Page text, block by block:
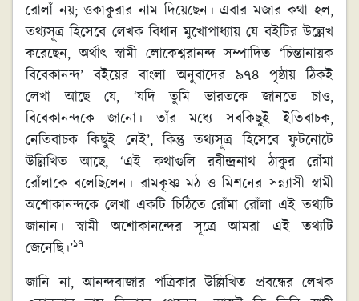
রোলাঁ নয়; ওকাকুরার নাম দিয়েছেন। এবার মজার কথা হল,
তথ্যসূত্র হিসেবে লেখক বিধান মুখোপাধ্যায় যে বইটির উল্লেখ
করেছেন, অর্থাৎ স্বামী লোকেশ্বরানন্দ সম্পাদিত ‘চিন্তানায়ক
বিবেকানন্দ’ বইয়ের বাংলা অনুবাদের ৯৭৪ পৃষ্ঠায় ঠিকই
লেখা আছে যে, ‘যদি তুমি ভারতকে জানতে চাও,
বিবেকানন্দকে জানো। তাঁর মধ্যে সবকিছুই ইতিবাচক,
নেতিবাচক কিছুই নেই’, কিন্তু তথ্যসূত্র হিসেবে ফুটনোটে
উল্লিখিত আছে, ‘এই কথাগুলি রবীন্দ্রনাথ ঠাকুর রোঁমা
রোঁলাকে বলেছিলেন। রামকৃষ্ণ মঠ ও মিশনের সন্ন্যাসী স্বামী
অশোকানন্দকে লেখা একটি চিঠিতে রোঁমা রোঁলা এই তথ্যটি
জানান। স্বামী অশোকানন্দের সূত্রে আমরা এই তথ্যটি
জেনেছি।’১৭
জানি না, আনন্দবাজার পত্রিকার উল্লিখিত প্রবন্ধের লেখক